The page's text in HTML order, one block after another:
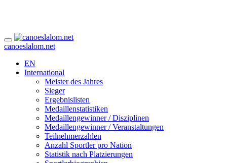
canoeslalom.net
EN
International
Meister des Jahres
Sieger
Ergebnislisten
Medaillenstatistiken
Medaillengewinner / Disziplinen
Medaillengewinner / Veranstaltungen
Teilnehmerzahlen
Anzahl Sportler pro Nation
Statistik nach Platzierungen